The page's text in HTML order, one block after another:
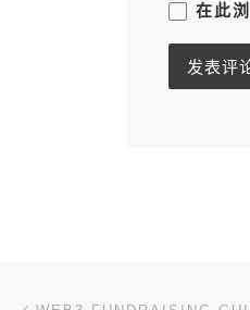
在此
文章导航